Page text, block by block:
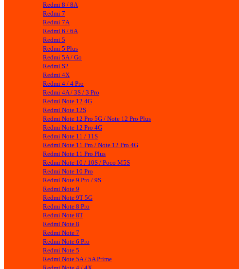
Redmi 8 / 8A
Redmi 7
Redmi 7A
Redmi 6 / 6A
Redmi 5
Redmi 5 Plus
Redmi 5A / Go
Redmi S2
Redmi 4X
Redmi 4 / 4 Pro
Redmi 4A / 3S / 3 Pro
Redmi Note 12 4G
Redmi Note 12S
Redmi Note 12 Pro 5G / Note 12 Pro Plus
Redmi Note 12 Pro 4G
Redmi Note 11 / 11S
Redmi Note 11 Pro / Note 12 Pro 4G
Redmi Note 11 Pro Plus
Redmi Note 10 / 10S / Poco M5S
Redmi Note 10 Pro
Redmi Note 9 Pro / 9S
Redmi Note 9
Redmi Note 9T 5G
Redmi Note 8 Pro
Redmi Note 8T
Redmi Note 8
Redmi Note 7
Redmi Note 6 Pro
Redmi Note 5
Redmi Note 5A / 5A Prime